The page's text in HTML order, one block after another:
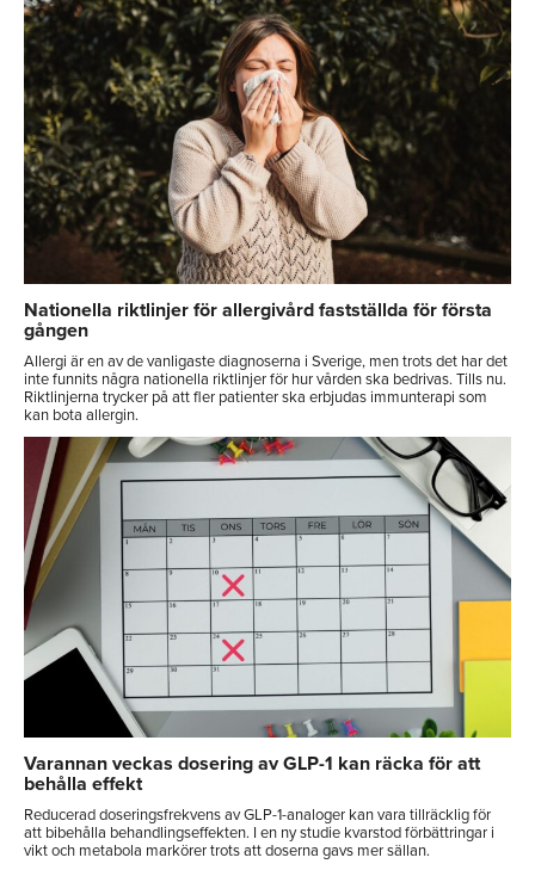
Nationella riktlinjer för allergivård fastställda för första
gången
Allergi är en av de vanligaste diagnoserna i Sverige, men trots det har det
inte funnits några nationella riktlinjer för hur vården ska bedrivas. Tills nu.
Riktlinjerna trycker på att fler patienter ska erbjudas immunterapi som
kan bota allergin.
Varannan veckas dosering av GLP-1 kan räcka för att
behålla effekt
Reducerad doseringsfrekvens av GLP-1-analoger kan vara tillräcklig för
att bibehålla behandlingseffekten. I en ny studie kvarstod förbättringar i
vikt och metabola markörer trots att doserna gavs mer sällan.